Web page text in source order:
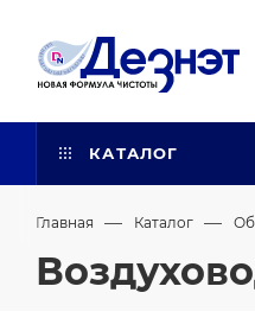
КАТАЛОГ
Главная — Каталог —